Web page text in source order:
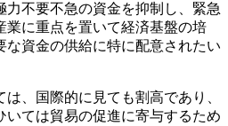
不要不急の資金を抑制し、緊急
業に重点を置いて経済基盤の培
な資金の供給に特に配意されたい
、国際的に見ても割高であり、
いては貿易の促進に寄与するため